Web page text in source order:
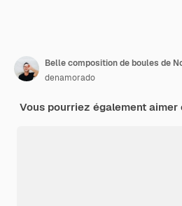
Belle composition de boules de
denamorado
Vous pourriez également aimer